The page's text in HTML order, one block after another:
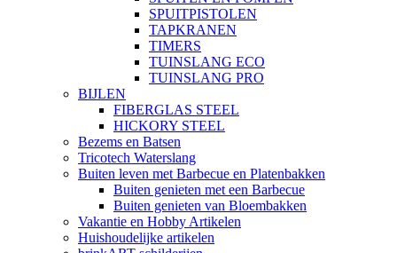
SPUITPISTOLEN
TAPKRANEN
TIMERS
TUINSLANG ECO
TUINSLANG PRO
BIJLEN
FIBERGLAS STEEL
HICKORY STEEL
Bezems en Batsen
Tricotech Waterslang
Buiten leven met Barbecue en Platenbakken
Buiten genieten met een Barbecue
Buiten genieten van Bloembakken
Vakantie en Hobby Artikelen
Huishoudelijke artikelen